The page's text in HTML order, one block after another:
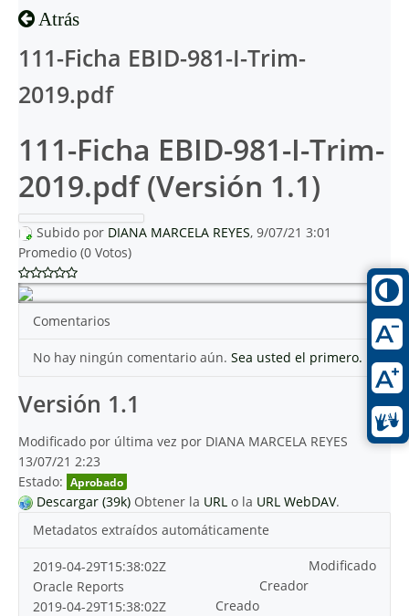
Atrás
111-Ficha EBID-981-I-Trim-
2019.pdf
111-Ficha EBID-981-I-Trim-
2019.pdf (Versión 1.1)
Subido por DIANA MARCELA REYES, 9/07/21 3:01
Promedio (0 Votos)
Comentarios
No hay ningún comentario aún. Sea usted el primero.
Versión 1.1
Modificado por última vez por DIANA MARCELA REYES
13/07/21 2:23
Estado: Aprobado
Descargar (39k) Obtener la URL o la URL WebDAV.
Metadatos extraídos automáticamente
Modificado
2019-04-29T15:38:02Z
Creador
Oracle Reports
Creado
2019-04-29T15:38:02Z